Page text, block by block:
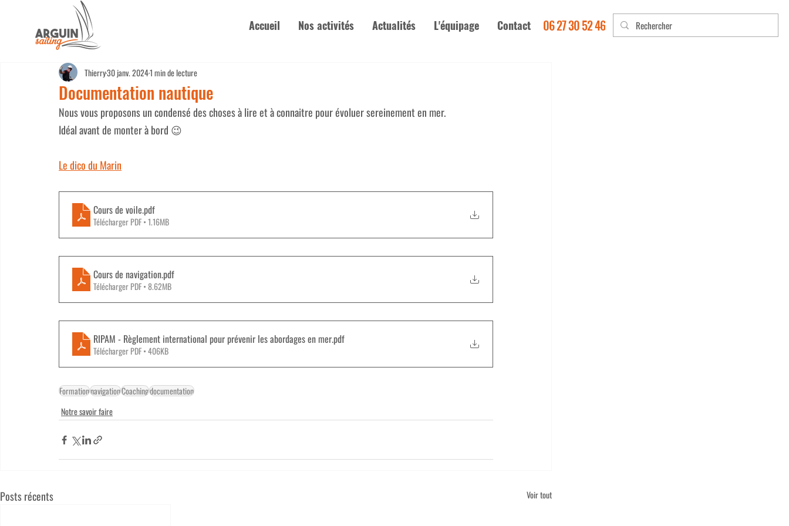
Accueil Nos activités Actualités L'équipage Contact 06 27 30 52 46
Documentation nautique
Thierry30 janv. 20241 min de lecture
Nous vous proposons un condensé des choses à lire et à connaitre pour évoluer sereinement en mer.
Idéal avant de monter à bord 😉
Le dico du Marin
Cours de voile.pdf
Télécharger PDF • 1.16MB
Cours de navigation.pdf
Télécharger PDF • 8.62MB
RIPAM - Règlement international pour prévenir les abordages en mer.pdf
Télécharger PDF • 406KB
FormationnavigationCoachingdocumentation
Notre savoir faire
Posts récents Voir tout